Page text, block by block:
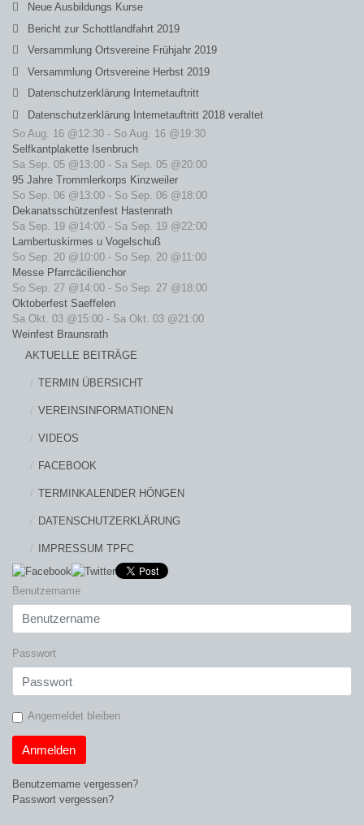
Neue Ausbildungs Kurse
Bericht zur Schottlandfahrt 2019
Versammlung Ortsvereine Frühjahr 2019
Versammlung Ortsvereine Herbst 2019
Datenschutzerklärung Internetauftritt
Datenschutzerklärung Internetauftritt 2018 veraltet
So Aug. 16 @12:30 - So Aug. 16 @19:30
Selfkantplakette Isenbruch
Sa Sep. 05 @13:00 - Sa Sep. 05 @20:00
95 Jahre Trommlerkorps Kinzweiler
So Sep. 06 @13:00 - So Sep. 06 @18:00
Dekanatsschützenfest Hastenrath
Sa Sep. 19 @14:00 - Sa Sep. 19 @22:00
Lambertuskirmes u Vogelschuß
So Sep. 20 @10:00 - So Sep. 20 @11:00
Messe Pfarrcäcilienchor
So Sep. 27 @14:00 - So Sep. 27 @18:00
Oktoberfest Saeffelen
Sa Okt. 03 @15:00 - Sa Okt. 03 @21:00
Weinfest Braunsrath
AKTUELLE BEITRÄGE
TERMIN ÜBERSICHT
VEREINSINFORMATIONEN
VIDEOS
FACEBOOK
TERMINKALENDER HÖNGEN
DATENSCHUTZERKLÄRUNG
IMPRESSUM TPFC
Benutzername
Passwort
Angemeldet bleiben
Anmelden
Benutzername vergessen?
Passwort vergessen?